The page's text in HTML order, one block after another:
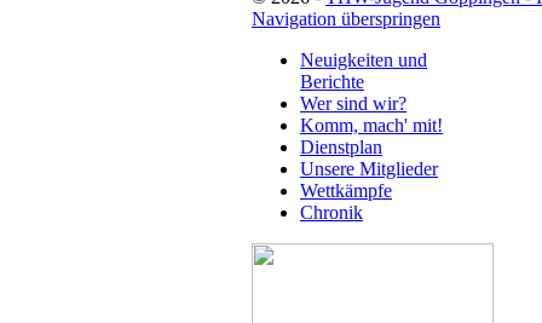
Navigation überspringen
Neuigkeiten und
Berichte
Wer sind wir?
Komm, mach' mit!
Dienstplan
Unsere Mitglieder
Wettkämpfe
Chronik